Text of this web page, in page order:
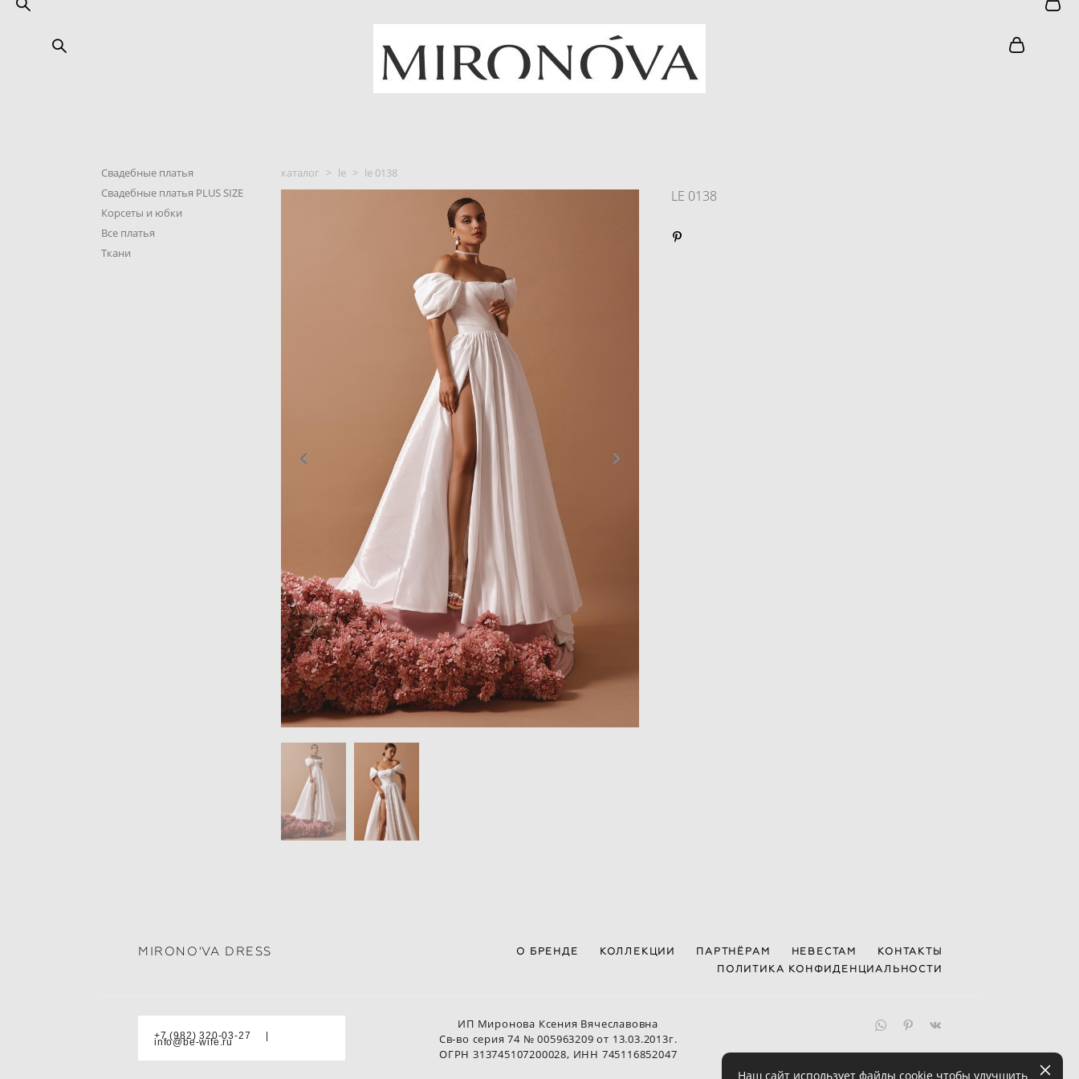
Свадебные платья
Свадебные платья PLUS SIZE
Корсеты и юбки
Все платья
Ткани
каталог > le > le 0138
LE 0138
MIRONO'VA DRESS О БРЕНДЕ КОЛЛЕКЦИИ ПАРТНЁРАМ НЕВЕСТАМ
КОНТАКТЫ
ПОЛИТИКА КОНФИДЕНЦИАЛЬНОСТИ
+7 (982) 320-03-27 |
info@be-wife.ru
ИП Миронова Ксения Вячеславовна
Св-во серия 74 № 005963209 от 13.03.2013г.
ОГРН 313745107200028, ИНН 745116852047
Наш сайт использует файлы cookie чтобы улучшить